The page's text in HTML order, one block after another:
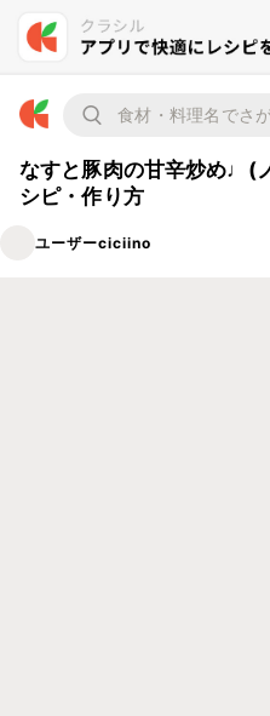
なすと豚肉の甘辛炒め♩(
シピ・作り方
ユーザーciciino